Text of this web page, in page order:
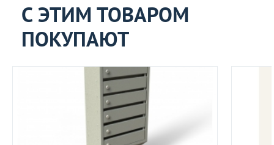
С ЭТИМ ТОВАРОМ
ПОКУПАЮТ